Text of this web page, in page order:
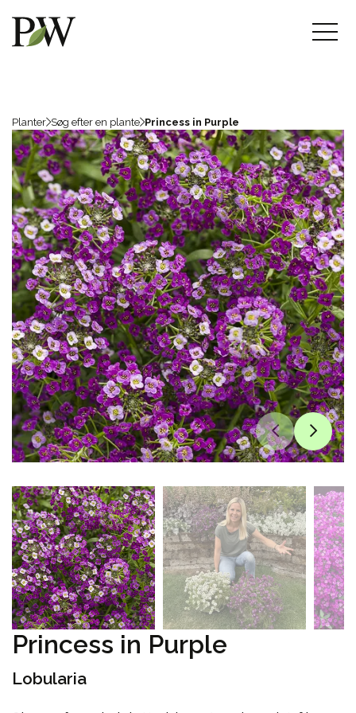
Planter Søg efter en plante Princess in Purple
Princess in Purple
Lobularia